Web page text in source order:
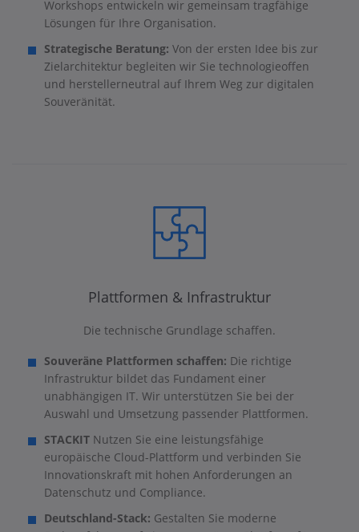
Workshops entwickeln wir gemeinsam tragfähige
Lösungen für Ihre Organisation.
Strategische Beratung: Von der ersten Idee bis zur
Zielarchitektur begleiten wir Sie technologieoffen
und herstellerneutral auf Ihrem Weg zur digitalen
Souveränität.
Plattformen & Infrastruktur
Die technische Grundlage schaffen.
Souveräne Plattformen schaffen: Die richtige
Infrastruktur bildet das Fundament einer
unabhängigen IT. Wir unterstützen Sie bei der
Auswahl und Umsetzung passender Plattformen.
STACKIT Nutzen Sie eine leistungsfähige
europäische Cloud-Plattform und verbinden Sie
Innovationskraft mit hohen Anforderungen an
Datenschutz und Compliance.
Deutschland-Stack: Gestalten Sie moderne